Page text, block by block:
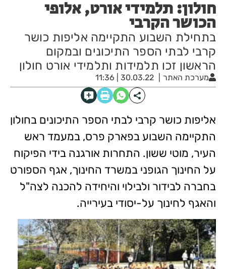
חולון: תלמידי אורט, אלופי
הכושר הקרבי
בתחילת השבוע התקיימה אליפות כושר
קרבי לבתי הספר התיכונים ובמקום
הראשון זכו תלמידות ותלמידי אורט חולון
מערכת האתר 30.03.22 | 11:36
אליפות כושר קרבי לבתי הספר התיכונים בחולון
התקיימה השבוע בפארק פרס, במעמד ראש
העיר, מוטי ששון. התחרות אורגנה בידי הפיקוח
על החינוך הגופני במשרד החינוך, אגף הספורט
בחברה לבידור ולבילוי והיחידה להכנה לצה"ל
והאגף לחינוך על-יסודי בעירייה.